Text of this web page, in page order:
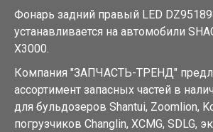
Фонарь задний правый LED
устанавливается на автомобили
X3000.
Компания "ЗАПЧАСТЬ-ТРЕНД"
ассортимент запасных частей в
для бульдозеров Shantui, Zoomlion,
погрузчиков Changlin, XCMG, SDLG,